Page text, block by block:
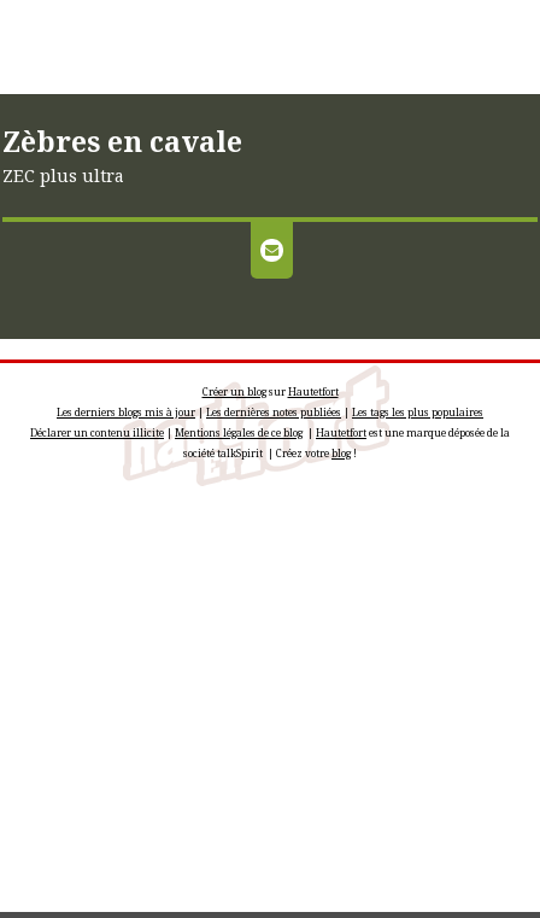
Zèbres en cavale
ZEC plus ultra
Créer un blogsurHautetfort
Les derniers blogs mis à jour|Les dernières notes publiées |Les tags les plus populaires
Déclarer un contenu illicite| Mentions légales de ce blog| Hautetfortest une marque déposée de la
société talkSpirit | Créez votreblog!